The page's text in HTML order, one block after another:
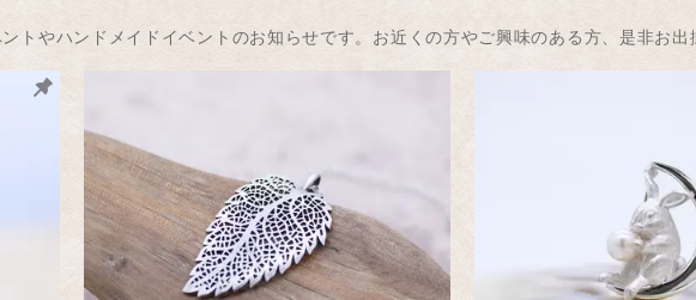
トやハンドメイドイベントのお知らせです。お近くの方やご興味のある方、是非お出